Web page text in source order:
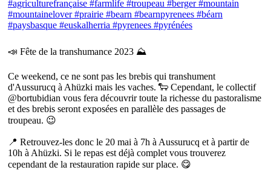
📣 Fête de la transhumance 2023 ⛰
Ce weekend, ce ne sont pas les brebis qui transhument
d'Aussurucq à Ahüzki mais les vaches. 🐑 Cependant, le collectif
@bortubidian vous fera découvrir toute la richesse du pastoralisme
et des brebis seront exposées en parallèle des passages de
troupeau. 😉
📍 Retrouvez-les donc le 20 mai à 7h à Aussurucq et à partir de
10h à Ahüzki. Si le repas est déjà complet vous trouverez
cependant de la restauration rapide sur place. 😋